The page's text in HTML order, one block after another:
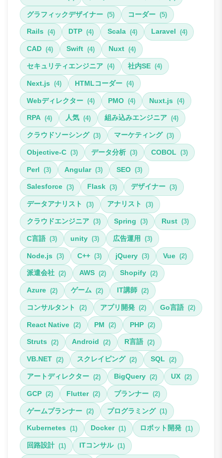
グラフィックデザイナー (5) コーダー (5)
Rails (4) DTP (4) Scala (4) Laravel (4)
CAD (4) Swift (4) Nuxt (4)
セキュリティエンジニア (4) 社内SE (4)
Next.js (4) HTMLコーダー (4)
Webディレクター (4) PMO (4) Nuxt.js (4)
RPA (4) 人気 (4) 組み込みエンジニア (4)
クラウドソーシング (3) マーケティング (3)
Objective-C (3) データ分析 (3) COBOL (3)
Perl (3) Angular (3) SEO (3)
Salesforce (3) Flask (3) デザイナー (3)
データアナリスト (3) アナリスト (3)
クラウドエンジニア (3) Spring (3) Rust (3)
C言語 (3) unity (3) 広告運用 (3)
Node.js (3) C++ (3) jQuery (3) Vue (2)
派遣会社 (2) AWS (2) Shopify (2)
Azure (2) ゲーム (2) IT講師 (2)
コンサルタント (2) アプリ開発 (2) Go言語 (2)
React Native (2) PM (2) PHP (2)
Struts (2) Android (2) R言語 (2)
VB.NET (2) スクレイピング (2) SQL (2)
アートディレクター (2) BigQuery (2) UX (2)
GCP (2) Flutter (2) プランナー (2)
ゲームプランナー (2) プログラミング (1)
Kubernetes (1) Docker (1) ロボット開発 (1)
回路設計 (1) ITコンサル (1)